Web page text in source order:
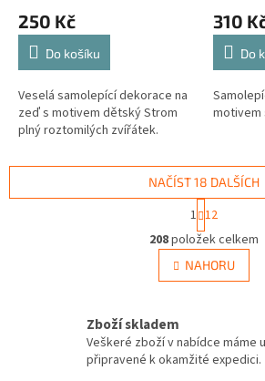
250 Kč
Do košíku
Veselá samolepící dekorace na
zeď s motivem dětský Strom
plný roztomilých zvířátek.
310
Do
motivem
O
v
l
á
c
í
p
NAČÍST 18 DALŠÍCH
t
r
á
n
k
n
í
1 12
208položek celkem
NAHORU
Zboží skladem
Veškeré zboží v nabídce máme
připravené k okamžité expedici.